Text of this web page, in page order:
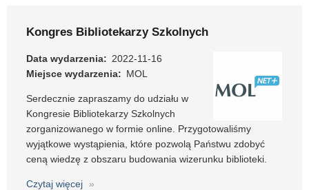
Kongres Bibliotekarzy Szkolnych
Data wydarzenia
2022-11-16
Miejsce wydarzenia
MOL
Serdecznie zapraszamy do udziału w
Kongresie Bibliotekarzy Szkolnych
zorganizowanego w formie online. Przygotowaliśmy
wyjątkowe wystąpienia, które pozwolą Państwu zdobyć
ceną wiedzę z obszaru budowania wizerunku biblioteki.
Czytaj więcej
o